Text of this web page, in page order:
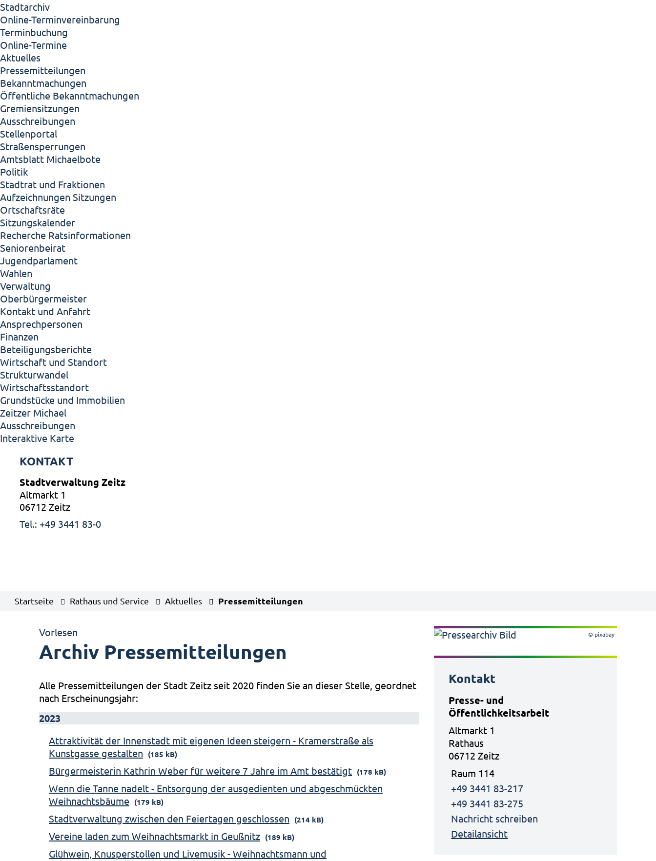
Stadtarchiv
Online-Terminvereinbarung
Terminbuchung
Online-Termine
Aktuelles
Pressemitteilungen
Bekanntmachungen
Öffentliche Bekanntmachungen
Gremiensitzungen
Ausschreibungen
Stellenportal
Straßensperrungen
Amtsblatt Michaelbote
Politik
Stadtrat und Fraktionen
Aufzeichnungen Sitzungen
Ortschaftsräte
Sitzungskalender
Recherche Ratsinformationen
Seniorenbeirat
Jugendparlament
Wahlen
Verwaltung
Oberbürgermeister
Kontakt und Anfahrt
Ansprechpersonen
Finanzen
Beteiligungsberichte
Wirtschaft und Standort
Strukturwandel
Wirtschaftsstandort
Grundstücke und Immobilien
Zeitzer Michael
Ausschreibungen
Interaktive Karte
KONTAKT
Stadtverwaltung Zeitz
Altmarkt 1
06712 Zeitz
Tel.: +49 3441 83-0
Startseite Rathaus und Service Aktuelles Pressemitteilungen
Vorlesen
Archiv Pressemitteilungen
Alle Pressemitteilungen der Stadt Zeitz seit 2020 finden Sie an dieser Stelle, geordnet
nach Erscheinungsjahr:
2023
Attraktivität der Innenstadt mit eigenen Ideen steigern - Kramerstraße als
Kunstgasse gestalten (185 kB)
Bürgermeisterin Kathrin Weber für weitere 7 Jahre im Amt bestätigt (178 kB)
Wenn die Tanne nadelt - Entsorgung der ausgedienten und abgeschmückten
Weihnachtsbäume (179 kB)
Stadtverwaltung zwischen den Feiertagen geschlossen (214 kB)
Vereine laden zum Weihnachtsmarkt in Geußnitz (189 kB)
Glühwein, Knusperstollen und Livemusik - Weihnachtsmann und
© pixabay
Kontakt
Presse- und
Öffentlichkeitsarbeit
Altmarkt 1
Rathaus
06712 Zeitz
Raum 114
+49 3441 83-217
+49 3441 83-275
Nachricht schreiben
Detailansicht